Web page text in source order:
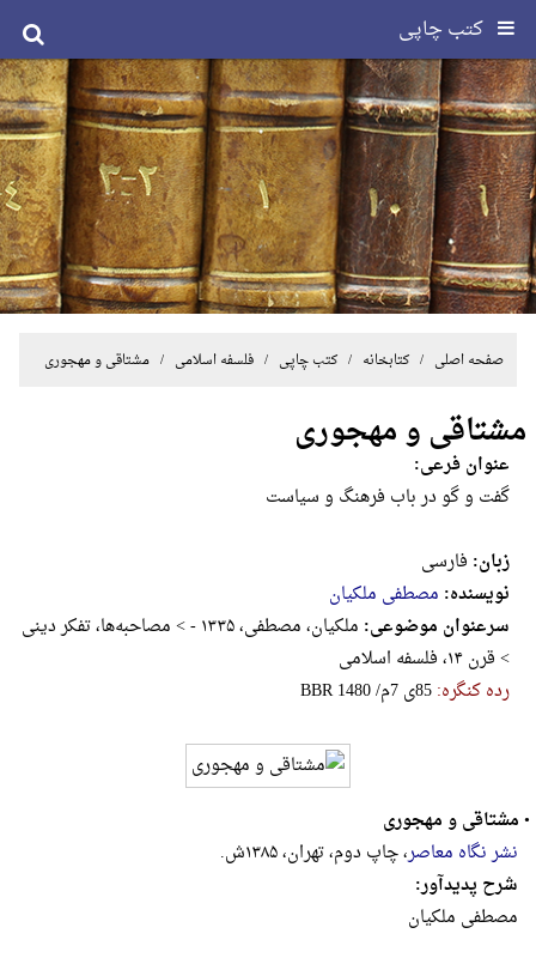
کتب چاپی
صفحه اصلی / کتابخانه /کتب چاپی /فلسفه اسلامی / مشتاقی و مهجوری
مشتاقی و مهجوری
عنوان فرعی:
گفت و گو در باب فرهنگ و سیاست
زبان: فارسی
نویسنده: مصطفی ملکیان
سرعنوان موضوعی:
ملک‍ی‍ان‌، م‍ص‍طف‍ی‌، ۱۳۳۵ - > م‍ص‍اح‍ب‍ه‌ه‍ا، تفکر دینی
> ق‍رن‌ ۱۴، فلسفه اسلامی
رده کنگره:‎B‎B‎R‎ ‎1‎4‎8‎0‎ ‎/‎م‎7‎ ‎ی‎8‎5
•مشتاقی و مهجوری
نشر نگاه معاصر، چاپ دوم، تهران، ۱۳۸۵ش.
شرح پدیدآور:
مصطفی ملکیان